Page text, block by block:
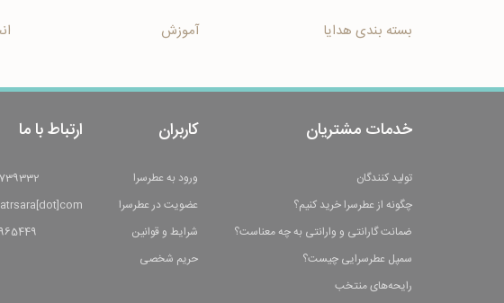
بسته بندی هدایا آموزش
خدمات مشتریان
تولید کنندگان
چگونه از عطرسرا خرید کنیم؟
ضمانت گارانتی و وارانتی به چه معناست؟
سمپل عطرسرایی چیست؟
رایحه‌های منتخب
کاربران
ورود به عطرسرا
عضویت در عطرسرا
شرایط و قوانین
حریم شخصی
ارتباط با ما